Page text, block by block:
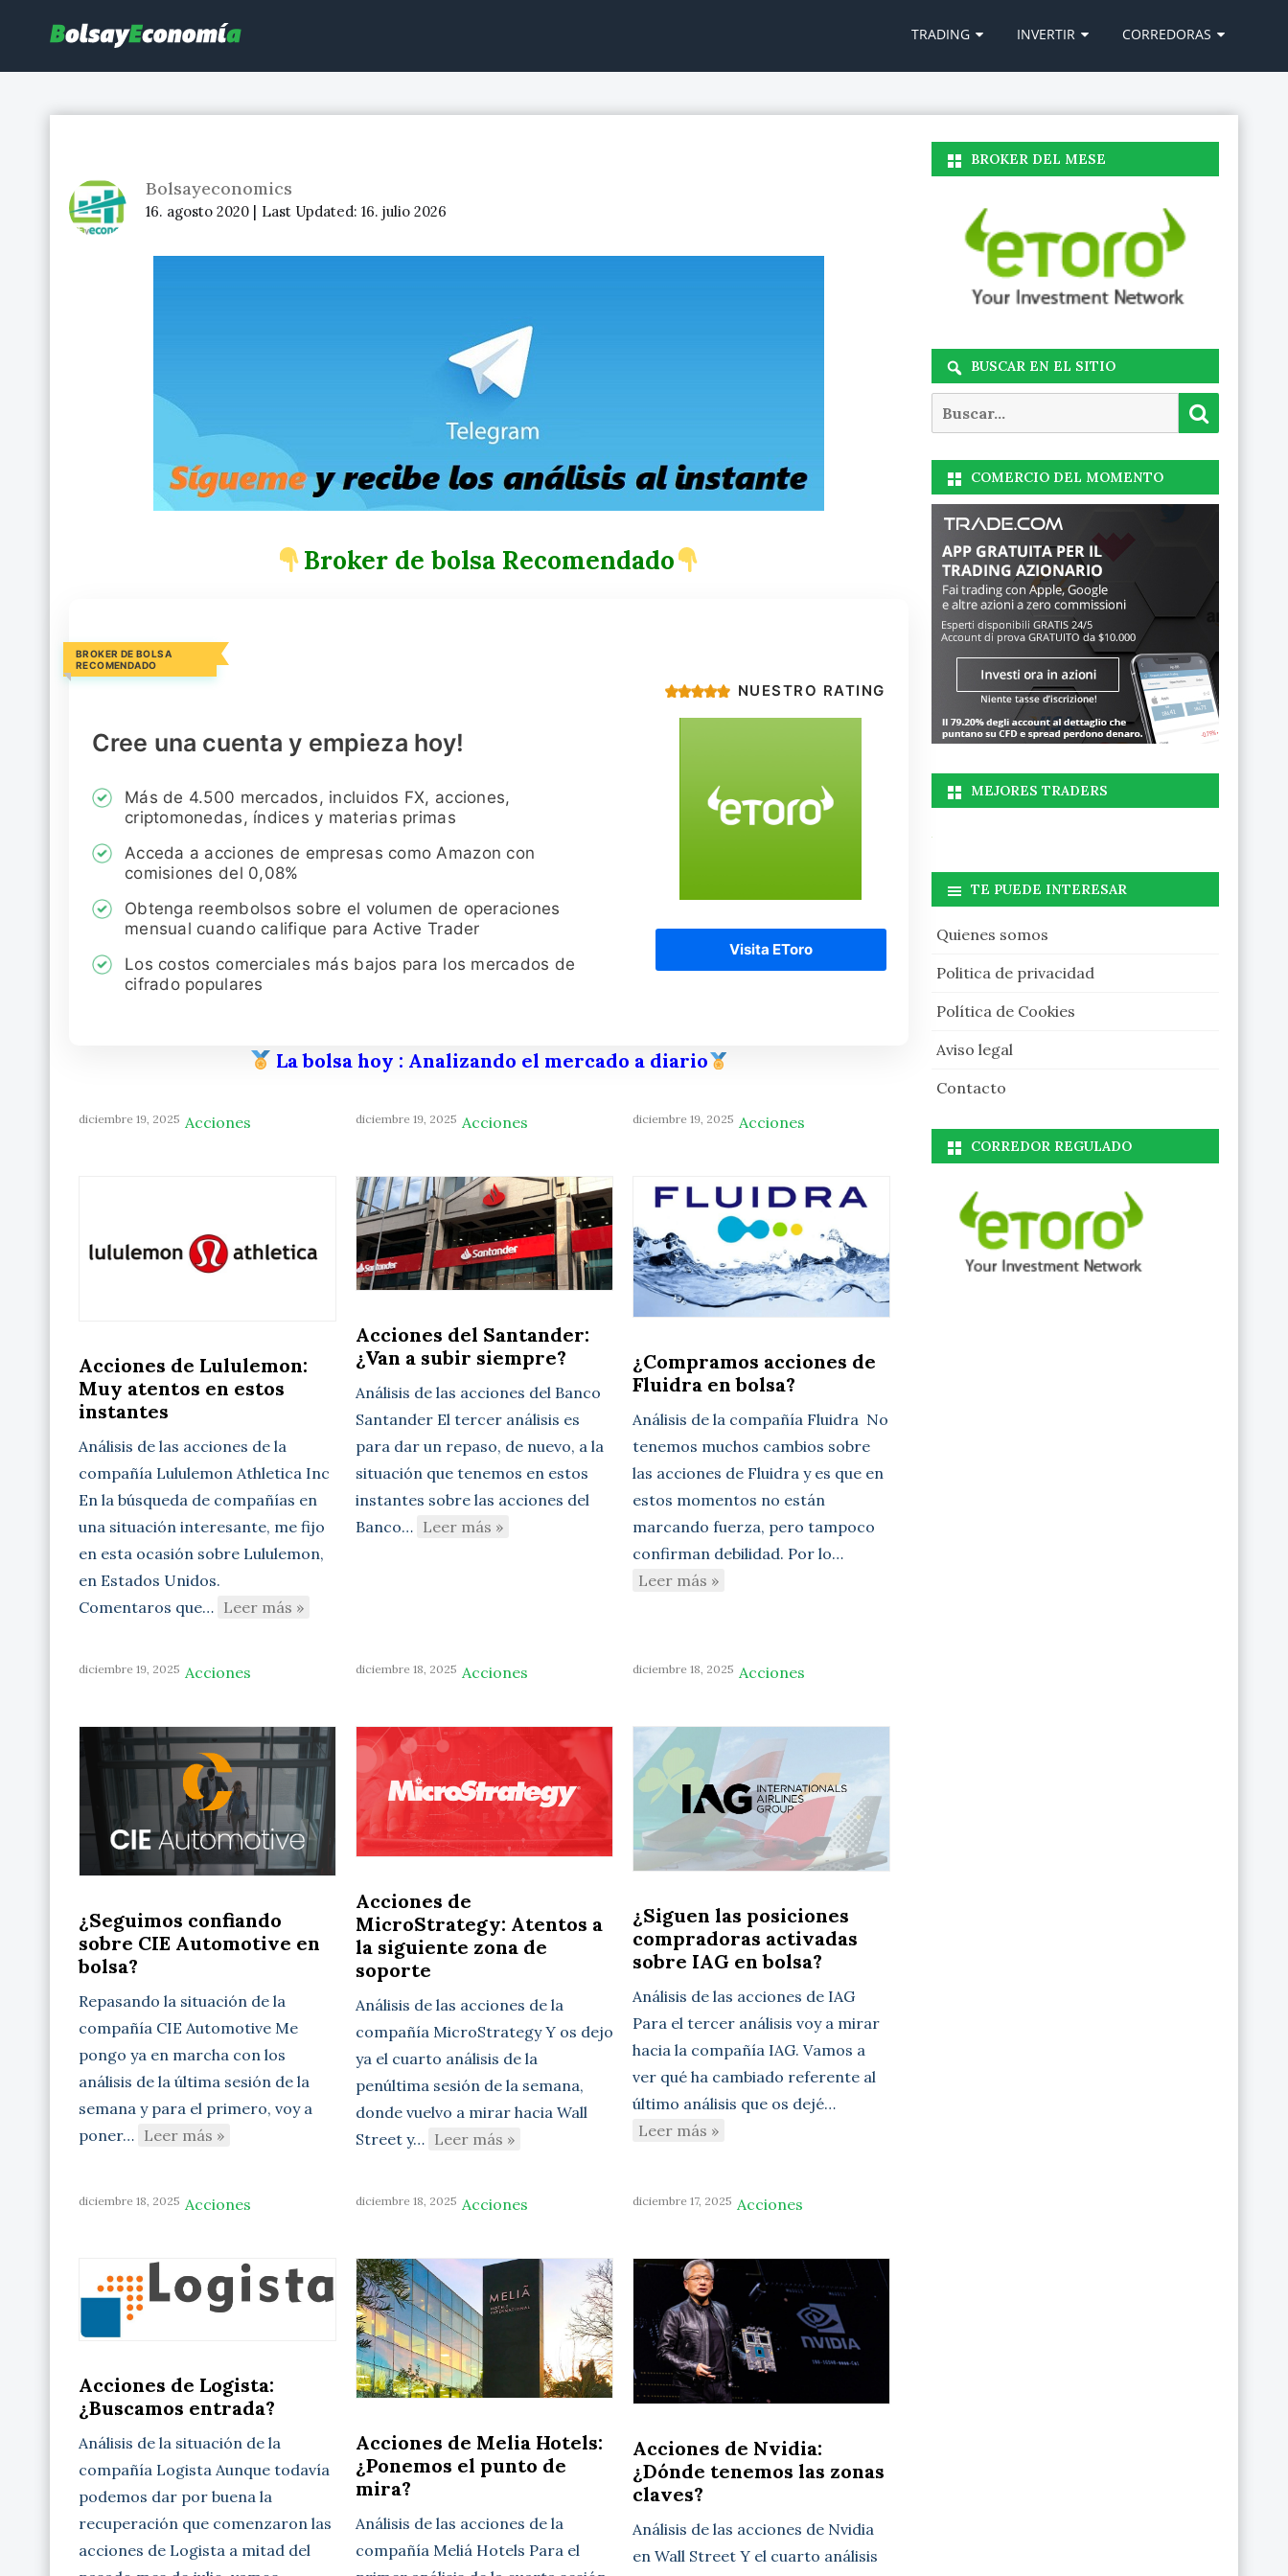
al
contenido
TRADING INVERTIR CORREDORAS
Bolsayeconomics
16. agosto 2020 | Last Updated: 16. julio 2026
Broker de bolsa Recomendado
BROKER DE BOLSA
RECOMENDADO
Cree una cuenta y empieza hoy!
NUESTRO RATING
Más de 4.500 mercados, incluidos FX, acciones,
criptomonedas, índices y materias primas
Acceda a acciones de empresas como Amazon con
comisiones del 0,08%
Obtenga reembolsos sobre el volumen de operaciones
mensual cuando califique para Active Trader
Los costos comerciales más bajos para los mercados de
cifrado populares
Visita EToro
La bolsa hoy : Analizando el mercado a diario
diciembre 19, 2025 Acciones
Acciones de Lululemon:
Muy atentos en estos
instantes
Análisis de las acciones de la
compañía Lululemon Athletica Inc
En la búsqueda de compañías en
una situación interesante, me fijo
en esta ocasión sobre Lululemon,
en Estados Unidos.
Comentaros que… Leer más »
diciembre 19, 2025 Acciones
Acciones del Santander:
¿Van a subir siempre?
Análisis de las acciones del Banco
Santander El tercer análisis es
para dar un repaso, de nuevo, a la
situación que tenemos en estos
instantes sobre las acciones del
Banco… Leer más »
diciembre 19, 2025 Acciones
¿Compramos acciones de
Fluidra en bolsa?
Análisis de la compañía Fluidra No
tenemos muchos cambios sobre
las acciones de Fluidra y es que en
estos momentos no están
marcando fuerza, pero tampoco
confirman debilidad. Por lo…
Leer más »
diciembre 19, 2025 Acciones
¿Seguimos confiando
sobre CIE Automotive en
bolsa?
Repasando la situación de la
compañía CIE Automotive Me
pongo ya en marcha con los
análisis de la última sesión de la
semana y para el primero, voy a
poner… Leer más »
diciembre 18, 2025 Acciones
Acciones de
MicroStrategy: Atentos a
la siguiente zona de
soporte
Análisis de las acciones de la
compañía MicroStrategy Y os dejo
ya el cuarto análisis de la
penúltima sesión de la semana,
donde vuelvo a mirar hacia Wall
Street y… Leer más »
diciembre 18, 2025 Acciones
¿Siguen las posiciones
compradoras activadas
sobre IAG en bolsa?
Análisis de las acciones de IAG
Para el tercer análisis voy a mirar
hacia la compañía IAG. Vamos a
ver qué ha cambiado referente al
último análisis que os dejé…
Leer más »
diciembre 18, 2025 Acciones
Acciones de Logista:
¿Buscamos entrada?
Análisis de la situación de la
compañía Logista Aunque todavía
podemos dar por buena la
recuperación que comenzaron las
acciones de Logista a mitad del
diciembre 18, 2025 Acciones
Acciones de Melia Hotels:
¿Ponemos el punto de
mira?
Análisis de las acciones de la
compañía Meliá Hotels Para el
diciembre 17, 2025 Acciones
Acciones de Nvidia:
¿Dónde tenemos las zonas
claves?
Análisis de las acciones de Nvidia
en Wall Street Y el cuarto análisis
BROKER DEL MESE
BUSCAR EN EL SITIO
COMERCIO DEL MOMENTO
MEJORES TRADERS
TE PUEDE INTERESAR
Quienes somos
Politica de privacidad
Política de Cookies
Aviso legal
Contacto
CORREDOR REGULADO